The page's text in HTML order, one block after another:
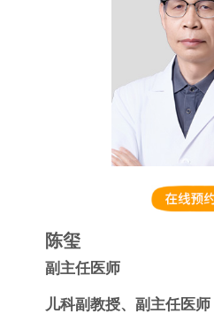
陈玺
副主任医师
儿科副教授、副主任医师